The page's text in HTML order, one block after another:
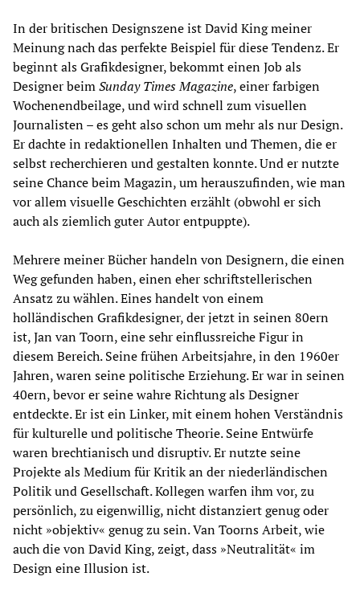
In der britischen Designszene ist David King meiner
Meinung nach das perfekte Beispiel für diese Tendenz. Er
beginnt als Grafikdesigner, bekommt einen Job als
Designer beimSunday Times Magazine, einer farbigen
Wochenendbeilage, und wird schnell zum visuellen
Journalisten – es geht also schon um mehr als nur Design.
Er dachte in redaktionellen Inhalten und Themen, die er
selbst recherchieren und gestalten konnte. Und er nutzte
seine Chance beim Magazin, um herauszufinden, wie man
vor allem visuelle Geschichten erzählt (obwohl er sich
auch als ziemlich guter Autor entpuppte).
Mehrere meiner Bücher handeln von Designern, die einen
Weg gefunden haben, einen eher schriftstellerischen
Ansatz zu wählen. Eines handelt von einem
holländischen Grafikdesigner, der jetzt in seinen 80ern
ist, Jan van Toorn, eine sehr einflussreiche Figur in
diesem Bereich. Seine frühen Arbeitsjahre, in den 1960er
Jahren, waren seine politische Erziehung. Er war in seinen
40ern, bevor er seine wahre Richtung als Designer
entdeckte. Er ist ein Linker, mit einem hohen Verständnis
für kulturelle und politische Theorie. Seine Entwürfe
waren brechtianisch und disruptiv. Er nutzte seine
Projekte als Medium für Kritik an der niederländischen
Politik und Gesellschaft. Kollegen warfen ihm vor, zu
persönlich, zu eigenwillig, nicht distanziert genug oder
nicht »objektiv« genug zu sein. Van Toorns Arbeit, wie
auch die von David King, zeigt, dass »Neutralität« im
Design eine Illusion ist.